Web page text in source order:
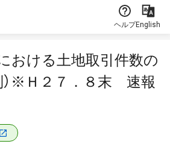
ヘルプEnglish
おける土地取引件数の
）※Ｈ２７．８末 速報